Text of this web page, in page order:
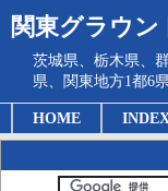
関東グラウン
茨城県、栃木県、
県、関東地方1都6
HOME